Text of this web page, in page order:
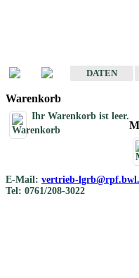
DATEN
Warenkorb
Ihr Warenkorb ist leer.
E-Mail: vertrieb-
Tel: 0761/208-3022